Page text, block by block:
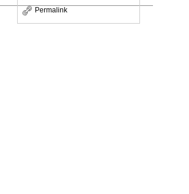
Permalink